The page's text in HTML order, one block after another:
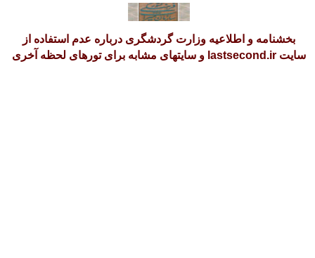
بخشنامه و اطلاعیه وزارت گردشگری درباره عدم استفاده از
سایت lastsecond.ir و سایتهای مشابه برای تورهای لحظه آخری